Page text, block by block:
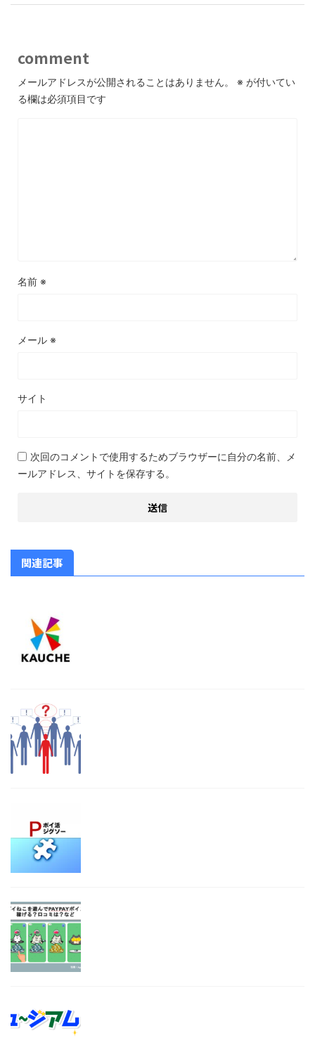
comment
メールアドレスが公開されることはありません。 ※ が付いてい
る欄は必須項目です
名前 ※
メール ※
サイト
次回のコメントで使用するためブラウザーに自分の名前、メ
ールアドレス、サイトを保存する。
関連記事